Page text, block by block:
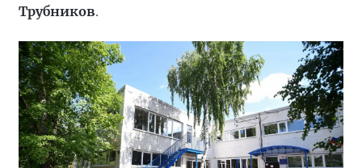
Трубников.